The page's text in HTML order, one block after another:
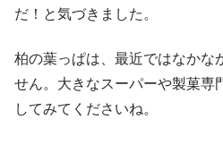
だ！と気づきました。
柏の葉っぱは、最近ではなかな
せん。大きなスーパーや製菓専
してみてくださいね。